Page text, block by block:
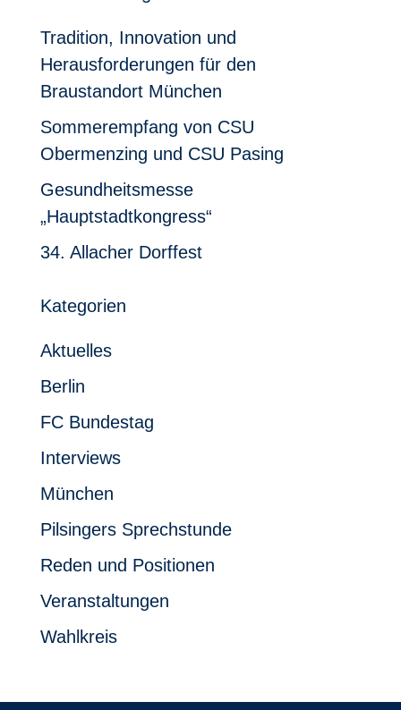
Tradition, Innovation und
Herausforderungen für den
Braustandort München
Sommerempfang von CSU
Obermenzing und CSU Pasing
Gesundheitsmesse
„Hauptstadtkongress“
34. Allacher Dorffest
Kategorien
Aktuelles
Berlin
FC Bundestag
Interviews
München
Pilsingers Sprechstunde
Reden und Positionen
Veranstaltungen
Wahlkreis